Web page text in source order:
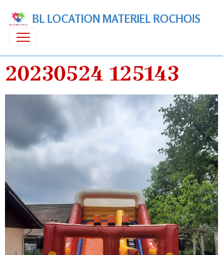
BL LOCATION MATERIEL ROCHOIS
20230524 125143